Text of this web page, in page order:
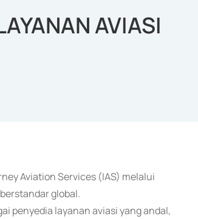
AVIASI
Aviation Services (IAS) melalui
global.
penyedia layanan aviasi yang andal,